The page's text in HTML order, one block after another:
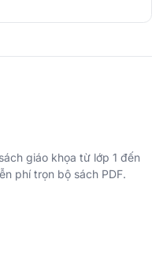
giáo khọa từ lớp 1 đến
phí trọn bộ sách PDF.